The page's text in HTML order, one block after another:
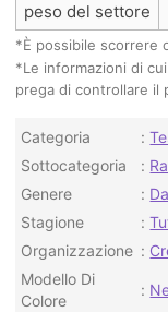
peso del settore
*È possibile scorrere
*Le informazioni di
prega di controllare
Categoria
Sottocategoria
Genere
Stagione
Organizzazione
Modello Di
Colore